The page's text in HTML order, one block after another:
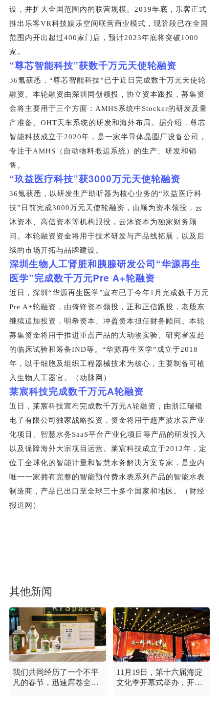
设，并扩大全国范围内的联营规模。2019年底，乐客正式
推出乐客VR科技娱乐空间联营商业模式，现阶段已在全国
范围内开出超过400家门店，预计2023年底将突破1000
家。
“尊芯智能科技”获数千万元天使轮融资
36氪获悉，“尊芯智能科技”已于近日完成数千万元天使轮
融资。本轮融资由深圳同创领投，协立资本跟投，募集资
金将主要用于三个方面：AMHS系统中Stocker的研发及量
产准备、OHT天车系统的研发和海外布局。据介绍，尊芯
智能科技成立于2020年，是一家半导体晶圆厂设备公司，
专注于AMHS（自动物料搬运系统）的生产、研发和销
售。
“玖益医疗科技”获3000万元天使轮融资
36氪获悉，以研发生产助听器为核心业务的“玖益医疗科
技”日前完成3000万元天使轮融资，由顺为资本领投，云
沐资本、高信资本等机构跟投，云沐资本为独家财务顾
问。本轮融资资金将用于技术研发与产品线拓展，以及后
续的市场开拓与品牌建设。
深圳生物人工肾脏和胰腺研发公司 “华源再生
医学”完成数千万元Pre A+轮融资
近日，深圳“华源再生医学”宣布已于今年1月完成数千万元
Pre A+轮融资，由倚锋资本领投，正和正信跟投，老股东
继续追加投资，明希资本、冲盈资本担任财务顾问。本轮
募集资金将用于推进重点产品的大动物实验、研究者发起
的临床试验和筹备IND等。“华源再生医学”成立于2018
年，以干细胞及组织工程器械技术为核心，主要制备可植
入生物人工器官。（动脉网）
莱宸科技完成数千万元A轮融资
近日，莱宸科技宣布完成数千万元A轮融资，由浙江瑞银
电子有限公司独家战略投资，资金将用于超声波水表产业
化项目、智慧水务SaaS平台产业化项目等产品的研发投入
以及保障海外大宗项目运营。莱宸科技成立于2012年，定
位于全球化的智能计量和智慧水务解决方案专家，是业内
唯一一家拥有完整的智能预付费水表系列产品的智能水表
制造商，产品已出口至全球三十多个国家和地区。（财经
报道网）
其他新闻
我们共同经历了一个不平
凡的春节，迅速席卷全国
11月19日，第十六届海淀
文化季开幕式举办，开幕